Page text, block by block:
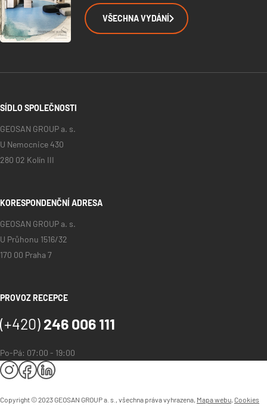
VŠECHNA VYDÁNÍ
SÍDLO SPOLEČNOSTI
GEOSAN GROUP a. s.
U Nemocnice 430
280 02 Kolín III
KORESPONDENČNÍ ADRESA
GEOSAN GROUP a. s.
U Průhonu 1516/32
170 00 Praha 7
PROVOZ RECEPCE
(+420) 246 006 111
Po-Pá: 07:00 - 19:00
Copyright © 2023 GEOSAN GROUP a. s., všechna práva vyhrazena, Mapa webu, Cookies